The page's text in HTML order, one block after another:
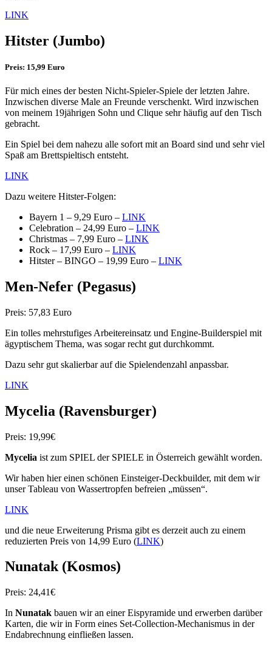
LINK
Hitster (Jumbo)
Preis: 15,99 Euro
Für mich eines der besten Nicht-Spieler-Spiele der letzten Jahre.
Inzwischen diverse Male an Freunde verschenkt. Wird inzwischen
von meinem 19jährigen Sohn und Clique sehr häufig auf den Tisch
gebracht.
Ein Spiel bei dem nahezu alle sofort mit an Board sind und sehr viel
Spaß am Brettspieltisch entsteht.
LINK
Dazu weitere Hitster-Folgen:
Bayern 1 – 9,29 Euro – LINK
Celebration – 24,99 Euro – LINK
Christmas – 7,99 Euro – LINK
Rock – 17,99 Euro – LINK
Hitster – BINGO – 19,99 Euro – LINK
Men-Nefer (Pegasus)
Preis: 57,83 Euro
Ein tolles mehrstufiges Arbeitereinsatz und Engine-Builderspiel mit
ägyptischem Thema, was sogar recht gut durchkommt.
Dazu sehr gut skalierbar auf die Spielendenzahl anpassbar.
LINK
Mycelia (Ravensburger)
Preis: 19,99€
Mycelia ist zum SPIEL der SPIELE in Österreich gewählt worden.
Wir haben hier einen schönen Einsteiger-Deckbuilder, mit dem wir
unser Tableau von Wassertropfen befreien „müssen“.
LINK
und die neue Erweiterung Prisma gibt es derzeit auch zu einem
reduzierten Preis von 14,99 Euro (LINK)
Nunatak (Kosmos)
Preis: 24,41€
In Nunatak bauen wir an einer Eispyramide und erwerben darüber
Karten, die wir in Form eines Set-Collection-Mechanismus in der
Endabrechnung einfließen lassen.